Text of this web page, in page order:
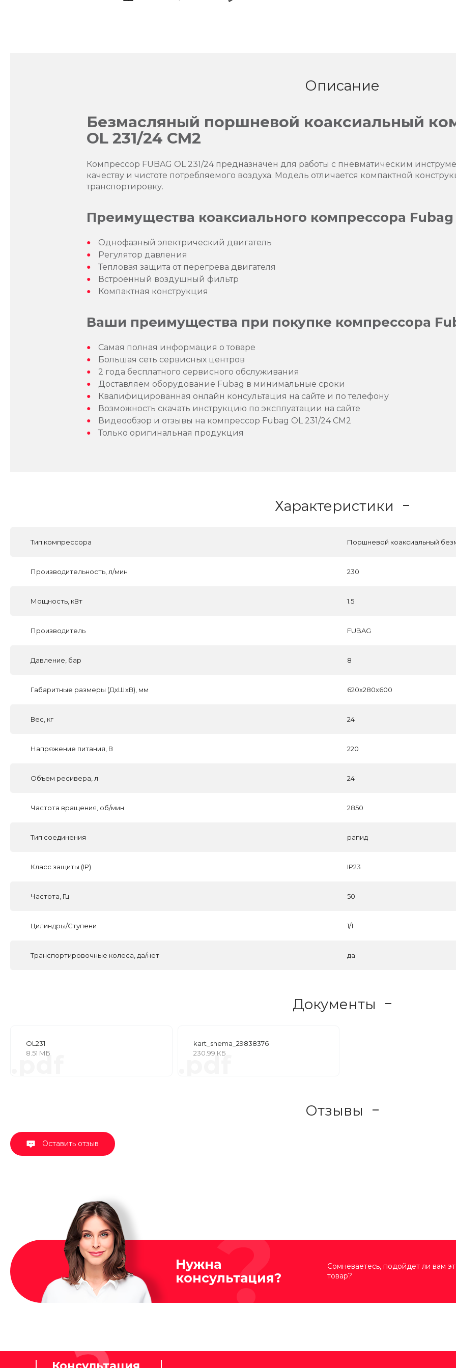
Описание
Безмасляный поршневой коаксиальный
OL 231/24 CM2
Компрессор FUBAG OL 231/24 предназначен для работы с пневматическим
качеству и чистоте потребляемого воздуха. Модель отличается компактной
транспортировку.
Преимущества коаксиального компрессора Fubag
Однофазный электрический двигатель
Регулятор давления
Тепловая защита от перегрева двигателя
Встроенный воздушный фильтр
Компактная конструкция
Ваши преимущества при покупке компрессора
Самая полная информация о товаре
Большая сеть сервисных центров
2 года бесплатного сервисного обслуживания
Доставляем оборудование Fubag в минимальные сроки
Квалифицированная онлайн консультация на сайте и по телефону
Возможность скачать инструкцию по эксплуатации на сайте
Видеообзор и отзывы на компрессор Fubag OL 231/24 CM2
Только оригинальная продукция
Характеристики
Тип компрессора Поршневой коаксиальный
Производительность, л/мин 230
Мощность, кВт 1.5
Производитель FUBAG
Давление, бар 8
Габаритные размеры (ДхШхВ), мм 620х280х600
Вес, кг 24
Напряжение питания, В 220
Объем ресивера, л 24
Частота вращения, об/мин 2850
Тип соединения рапид
Класс защиты (IP) IP23
Частота, Гц 50
Цилиндры/Ступени 1/1
Транспортировочные колеса, да/нет да
Документы
OL231
8.51 МБ
.pdf
kart_shema_29838376
230.99 КБ
.pdf
Отзывы
Оставить отзыв
Нужна
консультация?
Сомневаетесь, подойдет ли вам
товар?